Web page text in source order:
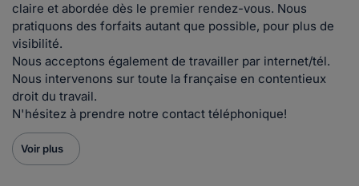
claire et abordée dès le premier rendez-vous. Nous
pratiquons des forfaits autant que possible, pour plus de
visibilité.
Nous acceptons également de travailler par internet/tél.
Nous intervenons sur toute la française en contentieux
droit du travail.
N'hésitez à prendre notre contact téléphonique!
Voir plus